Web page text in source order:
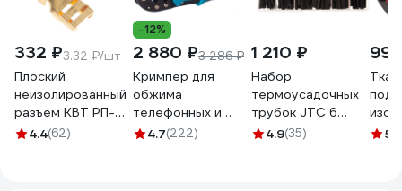
332 ₽3.32 ₽/шт
Плоский
неизолированный
разъем КВТ РП-М
2,5-6,3 100 шт
4.4(62)
-12%
2 880 ₽3 286 ₽
Кримпер для
обжима
телефонных и
компьютерных
4.7(222)
1 210 ₽
Набор
термоусадочных
трубок JTC 6
типоразмеров,
4.9(35) 5